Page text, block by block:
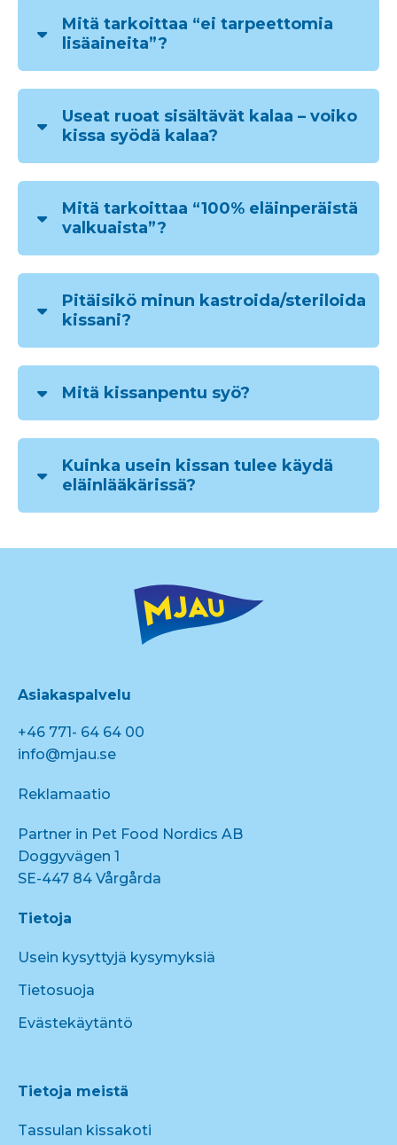
Mitä tarkoittaa “ei tarpeettomia
lisäaineita”?
Useat ruoat sisältävät kalaa – voiko
kissa syödä kalaa?
Mitä tarkoittaa “100% eläinperäistä
valkuaista”?
Pitäisikö minun kastroida/steriloida
kissani?
Mitä kissanpentu syö?
Kuinka usein kissan tulee käydä
eläinlääkärissä?
Asiakaspalvelu
+46 771- 64 64 00
info@mjau.se
Reklamaatio
Partner in Pet Food Nordics AB
Doggyvägen 1
SE-447 84 Vårgårda
Tietoja
Usein kysyttyjä kysymyksiä
Tietosuoja
Evästekäytäntö
Tietoja meistä
Tassulan kissakoti